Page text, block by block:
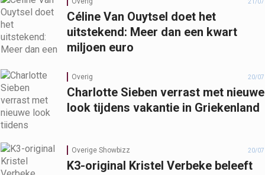
21/07
Céline Van Ouytsel doet het
uitstekend: Meer dan een kwart
miljoen euro
Overig 20/07
Charlotte Sieben verrast met nieuwe
look tijdens vakantie in Griekenland
Overige Showbizz 20/07
K3-original Kristel Verbeke beleeft